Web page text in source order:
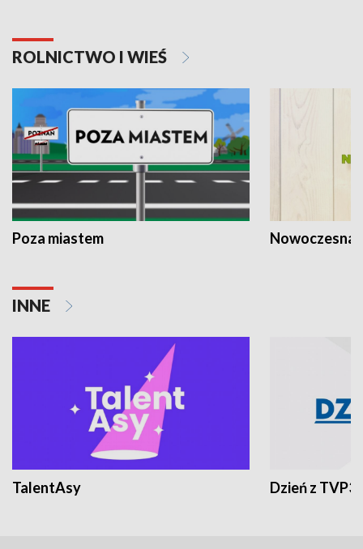
ROLNICTWO I WIEŚ
Poza miastem Nowoczesna
INNE
TalentAsy Dzień z TVP3